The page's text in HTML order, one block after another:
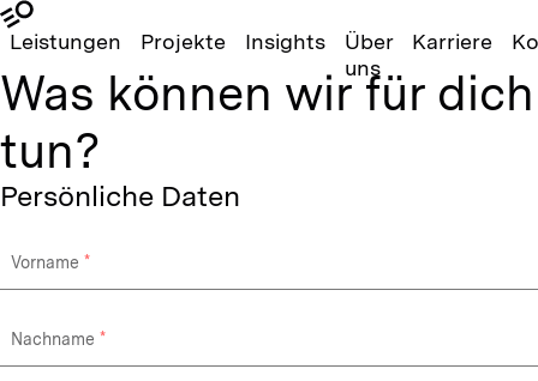
Leistungen Projekte Insights
Über
uns
Karriere
Was können wir für dich
tun?
Persönliche Daten
Vorname
Nachname